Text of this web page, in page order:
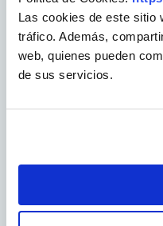
Las cookies de este sitio
tráfico. Además,
web, quienes pueden
de sus servicios.